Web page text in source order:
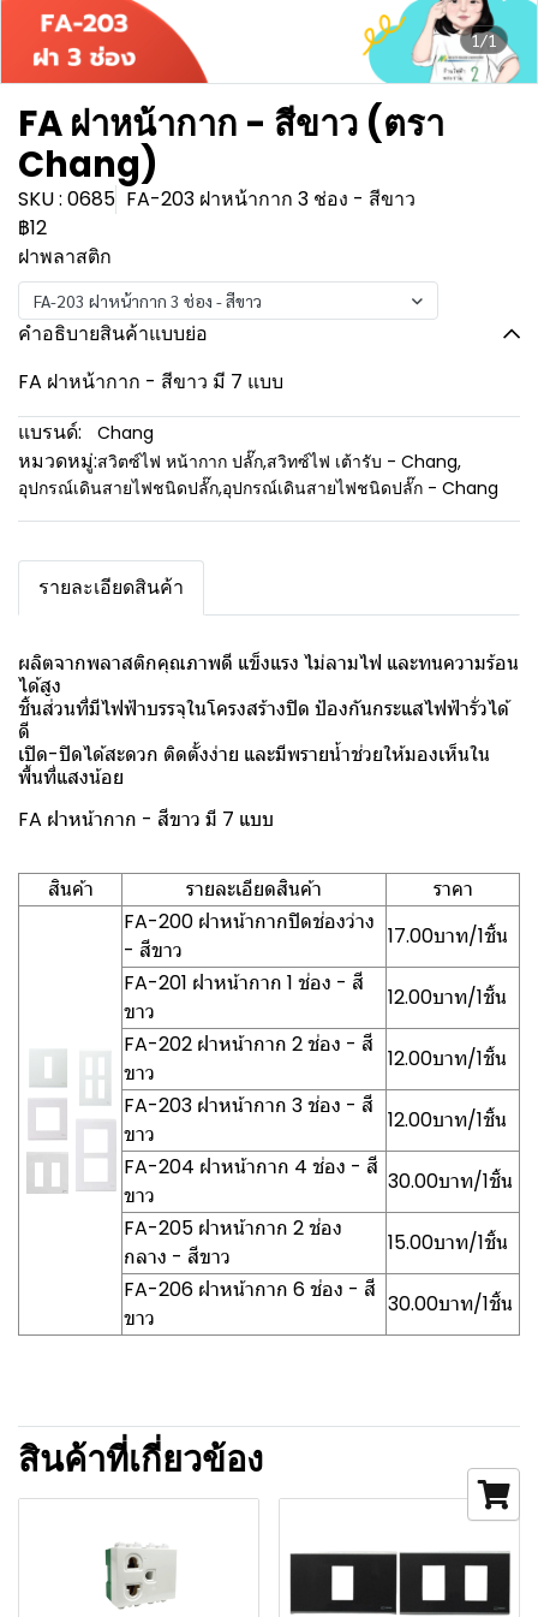
1/1
FA ฝาหน้ากาก - สีขาว (ตรา
Chang)
SKU : 0685 FA-203 ฝาหน้ากาก 3 ช่อง - สีขาว
฿12
ฝาพลาสติก
FA-203 ฝาหน้ากาก 3 ช่อง - สีขาว
คำอธิบายสินค้าแบบย่อ
FA ฝาหน้ากาก - สีขาว มี 7 แบบ
แบรนด์:
Chang
หมวดหมู่:สวิตซ์ไฟ หน้ากาก ปลั๊ก,สวิทซ์ไฟ เต้ารับ - Chang,
อุปกรณ์เดินสายไฟชนิดปลั๊ก,อุปกรณ์เดินสายไฟชนิดปลั๊ก - Chang
รายละเอียดสินค้า
ผลิตจากพลาสติกคุณภาพดี แข็งแรง ไม่ลามไฟ และทนความร้อน
ได้สูง
ชิ้นส่วนที่มีไฟฟ้าบรรจุในโครงสร้างปิด ป้องกันกระแสไฟฟ้ารั่วได้
ดี
เปิด-ปิดได้สะดวก ติดตั้งง่าย และมีพรายน้ำช่วยให้มองเห็นใน
พื้นที่แสงน้อย
FA ฝาหน้ากาก - สีขาว มี 7 แบบ
สินค้า รายละเอียดสินค้า
ราคา
FA-200 ฝาหน้ากากปิดช่องว่าง
- สีขาว
17.00บาท/1ชิ้น
FA-201 ฝาหน้ากาก 1 ช่อง - สี
ขาว
12.00บาท/1ชิ้น
FA-202 ฝาหน้ากาก 2 ช่อง - สี
ขาว
12.00บาท/1ชิ้น
FA-203 ฝาหน้ากาก 3 ช่อง - สี
ขาว
12.00บาท/1ชิ้น
FA-204 ฝาหน้ากาก 4 ช่อง - สี
ขาว
30.00บาท/1ชิ้น
FA-205 ฝาหน้ากาก 2 ช่อง
กลาง - สีขาว
15.00บาท/1ชิ้น
FA-206 ฝาหน้ากาก 6 ช่อง - สี
ขาว
30.00บาท/1ชิ้น
สินค้าที่เกี่ยวข้อง